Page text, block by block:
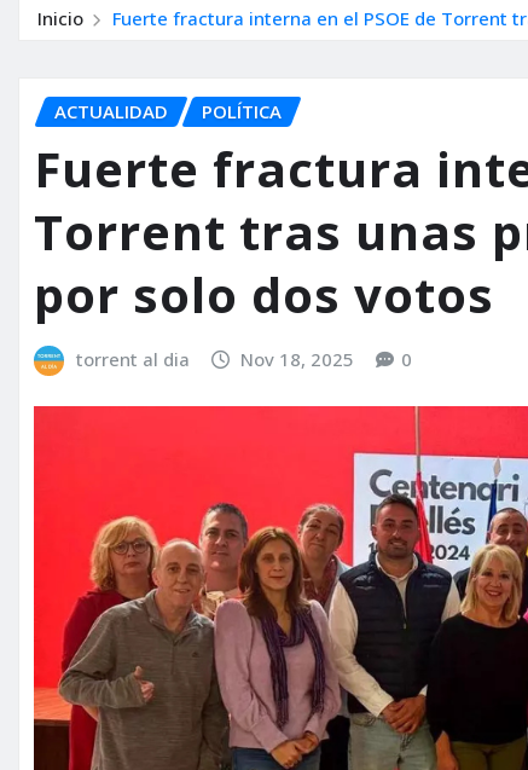
Inicio Fuerte fractura interna en el PSOE de Torrent
ACTUALIDAD POLÍTICA
Fuerte fractura
Torrent tras unas
por solo dos votos
torrent al dia Nov 18, 2025 0